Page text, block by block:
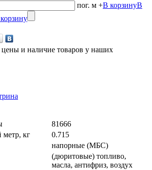
пог. м +В корзинуВ
и наличие товаров у наших
81666
метр, кг
0.715
напорные (МБС)
(дюритовые) топливо,
масла, антифриз, воздух